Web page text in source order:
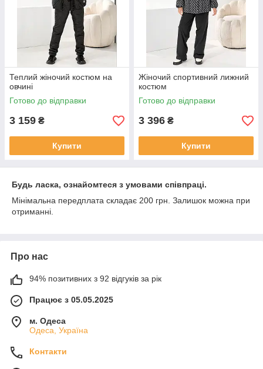
Теплий жіночий костюм на
овчині
Готово до відправки
3 159 ₴
Купити
Жіночий спортивний лижний
костюм
Готово до відправки
3 396 ₴
Купити
Будь ласка, ознайомтеся з умовами співпраці.
Мінімальна передплата складає 200 грн. Залишок можна при
отриманні.
Про нас
94% позитивних з 92 відгуків за рік
Працює з 05.05.2025
м. Одеса
Одеса, Україна
Контакти